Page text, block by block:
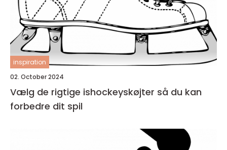
inspiration
02. October 2024
Vælg de rigtige ishockeyskøjter så du kan
forbedre dit spil